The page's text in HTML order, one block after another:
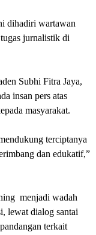
dihadiri wartawan
jurnalistik di
Subhi Fitra Jaya,
insan pers atas
masyarakat.
terciptanya
dan edukatif,”
menjadi wadah
lewat dialog santai
terkait